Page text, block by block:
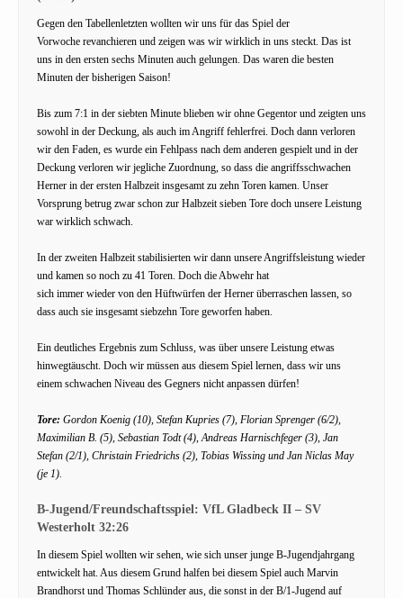
Gegen den Tabellenletzten wollten wir uns für das Spiel der
Vorwoche revanchieren und zeigen was wir wirklich in uns steckt. Das ist
uns in den ersten sechs Minuten auch gelungen. Das waren die besten
Minuten der bisherigen Saison!
Bis zum 7:1 in der siebten Minute blieben wir ohne Gegentor und zeigten uns
sowohl in der Deckung, als auch im Angriff fehlerfrei. Doch dann verloren
wir den Faden, es wurde ein Fehlpass nach dem anderen gespielt und in der
Deckung verloren wir jegliche Zuordnung, so dass die angriffsschwachen
Herner in der ersten Halbzeit insgesamt zu zehn Toren kamen. Unser
Vorsprung betrug zwar schon zur Halbzeit sieben Tore doch unsere Leistung
war wirklich schwach.
In der zweiten Halbzeit stabilisierten wir dann unsere Angriffsleistung wieder
und kamen so noch zu 41 Toren. Doch die Abwehr hat
sich immer wieder von den Hüftwürfen der Herner überraschen lassen, so
dass auch sie insgesamt siebzehn Tore geworfen haben.
Ein deutliches Ergebnis zum Schluss, was über unsere Leistung etwas
hinwegtäuscht. Doch wir müssen aus diesem Spiel lernen, dass wir uns
einem schwachen Niveau des Gegners nicht anpassen dürfen!
Tore: Gordon Koenig (10), Stefan Kupries (7), Florian Sprenger (6/2),
Maximilian B. (5), Sebastian Todt (4), Andreas Harnischfeger (3), Jan
Stefan (2/1), Christain Friedrichs (2), Tobias Wissing und Jan Niclas May
(je 1).
B-Jugend/Freundschaftsspiel: VfL Gladbeck II – SV
Westerholt 32:26
In diesem Spiel wollten wir sehen, wie sich unser junge B-Jugendjahrgang
entwickelt hat. Aus diesem Grund halfen bei diesem Spiel auch Marvin
Brandhorst und Thomas Schlünder aus, die sonst in der B/1-Jugend auf